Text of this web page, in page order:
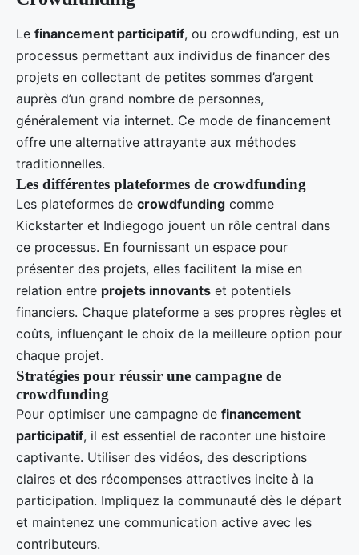
Le financement participatif, ou crowdfunding, est un
processus permettant aux individus de financer des
projets en collectant de petites sommes d’argent
auprès d’un grand nombre de personnes,
généralement via internet. Ce mode de financement
offre une alternative attrayante aux méthodes
traditionnelles.
Les différentes plateformes de crowdfunding
Les plateformes de crowdfunding comme
Kickstarter et Indiegogo jouent un rôle central dans
ce processus. En fournissant un espace pour
présenter des projets, elles facilitent la mise en
relation entre projets innovants et potentiels
financiers. Chaque plateforme a ses propres règles et
coûts, influençant le choix de la meilleure option pour
chaque projet.
Stratégies pour réussir une campagne de
crowdfunding
Pour optimiser une campagne de financement
participatif, il est essentiel de raconter une histoire
captivante. Utiliser des vidéos, des descriptions
claires et des récompenses attractives incite à la
participation. Impliquez la communauté dès le départ
et maintenez une communication active avec les
contributeurs.